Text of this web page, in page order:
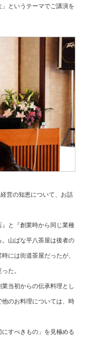
」というテーマでご講演を
営の知恵について、お話
と『創業時から同じ業種
山ばな平八茶屋は後者の
には街道茶屋だったが、
た。
当初からの伝承料理とし
のお料理については、時
すべきもの」を見極める